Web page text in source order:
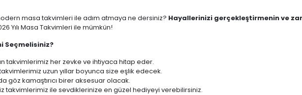
masa takvimleri ile adım atmaya ne dersiniz? Hayallerinizi gerçekleştirmenin ve
Yılı Masa Takvimleri ile mümkün!
Seçmelisiniz?
takvimlerimiz her zevke ve ihtiyaca hitap eder.
uzun yıllar boyunca size eşlik edecek.
göz kamaştırıcı birer aksesuar olacak.
ile sevdiklerinize en güzel hediyeyi verebilirsiniz.